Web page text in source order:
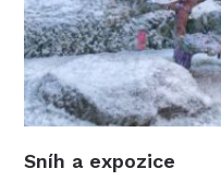
Sníh a expozice